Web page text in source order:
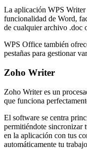
La aplicación WPS
funcionalidad de Word,
de cualquier archivo .doc
WPS Office también
pestañas para gestionar
Zoho Writer
Zoho Writer es un
que funciona
El software se centra
permitiéndote sincronizar
en la aplicación con tus
automáticamente tu